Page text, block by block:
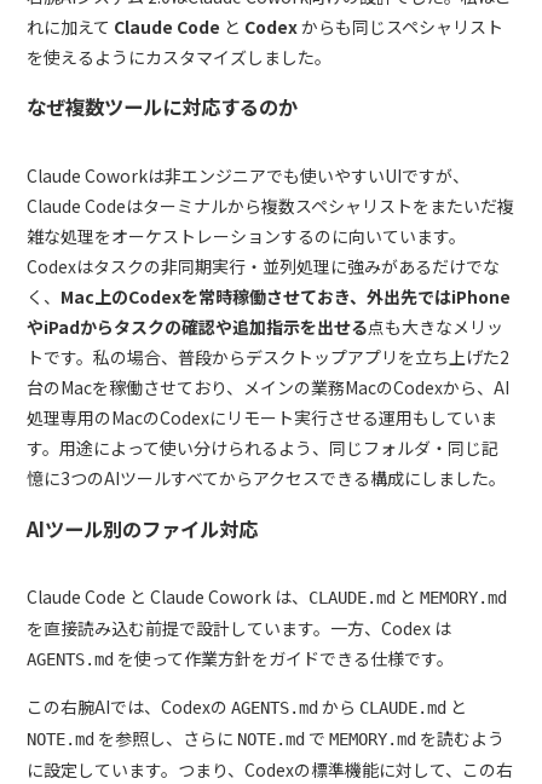
れに加えて Claude Code と Codexからも同じスペシャリスト
を使えるようにカスタマイズしました。
なぜ複数ツールに対応するのか
Claude Coworkは非エンジニアでも使いやすいUIですが、
Claude Codeはターミナルから複数スペシャリストをまたいだ複
雑な処理をオーケストレーションするのに向いています。
Codexはタスクの非同期実行・並列処理に強みがあるだけでな
く、 Mac上のCodexを常時稼働させておき、外出先ではiPhone
やiPadからタスクの確認や追加指示を出せる点も大きなメリッ
トです。私の場合、普段からデスクトップアプリを立ち上げた2
台のMacを稼働させており、メインの業務MacのCodexから、AI
処理専用のMacのCodexにリモート実行させる運用もしていま
す。用途によって使い分けられるよう、同じフォルダ・同じ記
憶に3つのAIツールすべてからアクセスできる構成にしました。
AIツール別のファイル対応
Claude Code と Claude Cowork は、 CLAUDE.md とMEMORY.md
を直接読み込む前提で設計しています。一方、Codex は
AGENTS.md を使って作業方針をガイドできる仕様です。
この右腕AIでは、CodexのAGENTS.md から CLAUDE.md と
NOTE.md を参照し、さらに NOTE.md でMEMORY.md を読むよう
に設定しています。つまり、Codexの標準機能に対して、この右